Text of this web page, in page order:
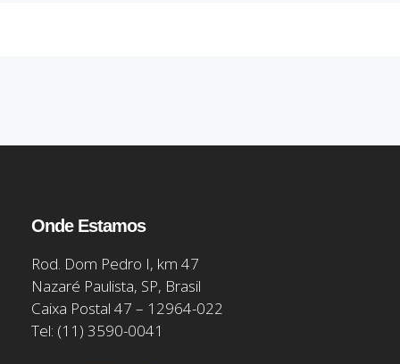
Onde Estamos
Rod. Dom Pedro I, km 47
Nazaré Paulista, SP, Brasil
Caixa Postal 47 – 12964-022
Tel: (11) 3590-0041